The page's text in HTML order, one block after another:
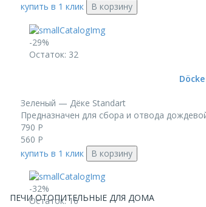
ПЕЧИ ОТОПИТЕЛЬНЫЕ ДЛЯ ДОМА
купить в 1 клик
В корзину
-29%
Остаток: 32
Зеленый — Дёке Standart
Предназначен для сбора и отвода
790 Р
560 Р
купить в 1 клик
В корзину
-32%
Остаток: 16